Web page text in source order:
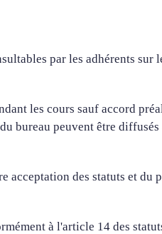
par les adhérents sur
les cours sauf accord
bureau peuvent être
acceptation des statuts et du
à l'article 14 des